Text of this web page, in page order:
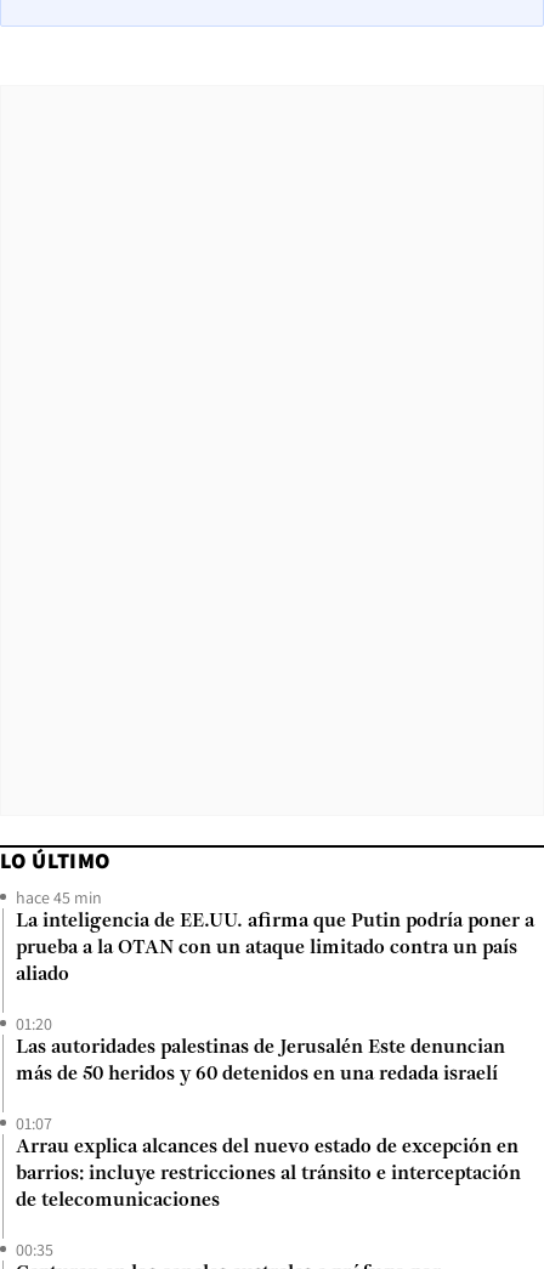
LO ÚLTIMO
hace 45 min
La inteligencia de EE.UU. afirma que Putin podría poner a
prueba a la OTAN con un ataque limitado contra un país
aliado
01:20
Las autoridades palestinas de Jerusalén Este denuncian
más de 50 heridos y 60 detenidos en una redada israelí
01:07
Arrau explica alcances del nuevo estado de excepción en
barrios: incluye restricciones al tránsito e interceptación
de telecomunicaciones
00:35